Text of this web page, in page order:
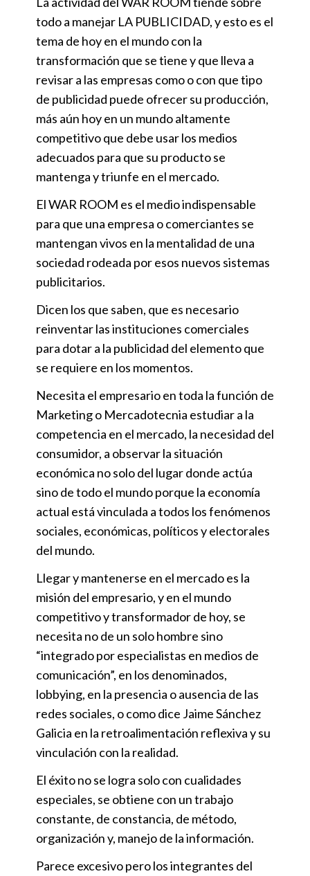
todo a manejar LA PUBLICIDAD, y esto es el
tema de hoy en el mundo con la
transformación que se tiene y que lleva a
revisar a las empresas como o con que tipo
de publicidad puede ofrecer su producción,
más aún hoy en un mundo altamente
competitivo que debe usar los medios
adecuados para que su producto se
mantenga y triunfe en el mercado.
El WAR ROOM es el medio indispensable
para que una empresa o comerciantes se
mantengan vivos en la mentalidad de una
sociedad rodeada por esos nuevos sistemas
publicitarios.
Dicen los que saben, que es necesario
reinventar las instituciones comerciales
para dotar a la publicidad del elemento que
se requiere en los momentos.
Necesita el empresario en toda la función de
Marketing o Mercadotecnia estudiar a la
competencia en el mercado, la necesidad del
consumidor, a observar la situación
económica no solo del lugar donde actúa
sino de todo el mundo porque la economía
actual está vinculada a todos los fenómenos
sociales, económicas, políticos y electorales
del mundo.
Llegar y mantenerse en el mercado es la
misión del empresario, y en el mundo
competitivo y transformador de hoy, se
necesita no de un solo hombre sino
“integrado por especialistas en medios de
comunicación”, en los denominados,
lobbying, en la presencia o ausencia de las
redes sociales, o como dice Jaime Sánchez
Galicia en la retroalimentación reflexiva y su
vinculación con la realidad.
El éxito no se logra solo con cualidades
especiales, se obtiene con un trabajo
constante, de constancia, de método,
organización y, manejo de la información.
Parece excesivo pero los integrantes del